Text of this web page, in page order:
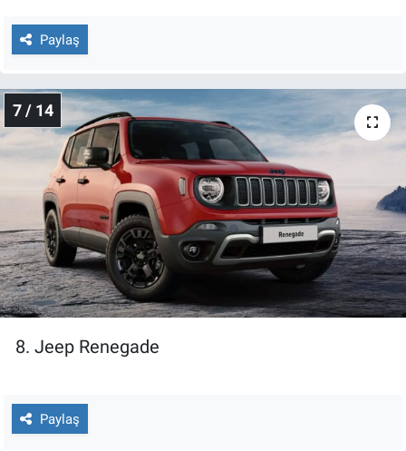
Paylaş
7 / 14
8. Jeep Renegade
Paylaş